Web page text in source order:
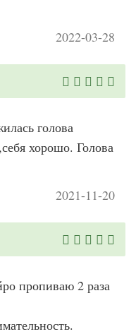
2022-03-28
голова
хорошо. Голова
2021-11-20
пропиваю 2 раза